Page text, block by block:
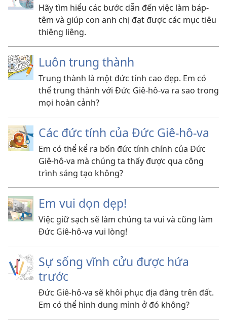
Hãy tìm hiểu các bước dẫn đến việc làm báp-
têm và giúp con anh chị đạt được các mục tiêu
thiêng liêng.
Luôn trung thành
Trung thành là một đức tính cao đẹp. Em có
thể trung thành với Đức Giê-hô-va ra sao trong
mọi hoàn cảnh?
Các đức tính của Đức Giê-hô-va
Em có thể kể ra bốn đức tính chính của Đức
Giê-hô-va mà chúng ta thấy được qua công
trình sáng tạo không?
Em vui dọn dẹp!
Việc giữ sạch sẽ làm chúng ta vui và cũng làm
Đức Giê-hô-va vui lòng!
Sự sống vĩnh cửu được hứa
trước
Đức Giê-hô-va sẽ khôi phục địa đàng trên đất.
Em có thể hình dung mình ở đó không?